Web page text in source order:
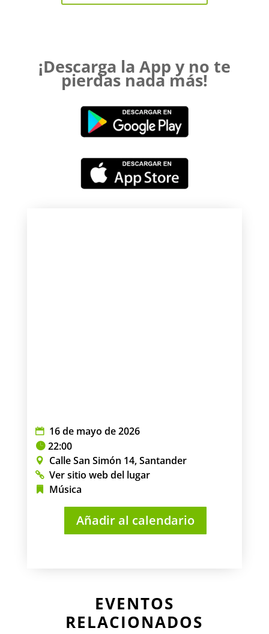
¡Descarga la App y no te
pierdas nada más!
16 de mayo de 2026
22:00
Calle San Simón 14, Santander
Ver sitio web del lugar
Música
Añadir al calendario
EVENTOS
RELACIONADOS